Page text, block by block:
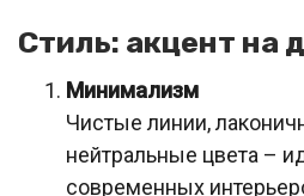
Стиль: акцент на
Минимализм
Чистые линии,
нейтральные цвета –
современных